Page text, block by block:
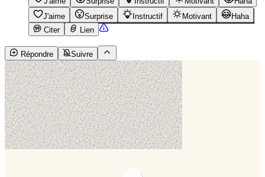
J'aime
Surprise Instructif Motivant
Haha
Citer
Lien
Répondre Suivre